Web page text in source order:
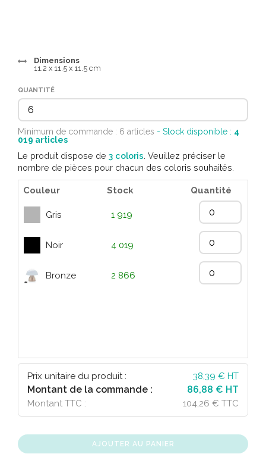
Dimensions
11.2 x 11.5 x 11.5 cm
QUANTITÉ
Minimum de commande : 6 articles - Stock disponible : 4
019 articles
Le produit dispose de 3 coloris . Veuillez préciser le
nombre de pièces pour chacun des coloris souhaités.
Couleur Stock Quantité
Gris 1 919
Noir 4 019
Bronze 2 866
Prix unitaire du produit : 38,39 € HT
Montant de la commande : 86,88 € HT
Montant TTC : 104,26 € TTC
AJOUTER AU PANIER